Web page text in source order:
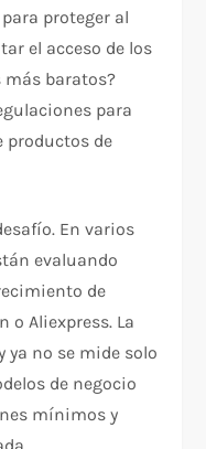
proteger al
el acceso de los
baratos?
para
productos de
En varios
evaluando
de
o Aliexpress. La
ya no se mide solo
de negocio
mínimos y